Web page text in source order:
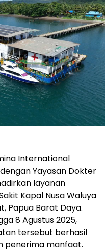
International
Yayasan Dokter
layanan
Kapal Nusa Waluya
Papua Barat Daya.
8 Agustus 2025,
tersebut berhasil
penerima manfaat.